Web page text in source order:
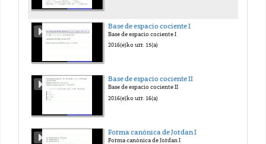
Base de espacio cociente I
Base de espacio cociente I
2016(e)ko urr. 15(a)
Base de espacio cociente II
Base de espacio cociente II
2016(e)ko urr. 16(a)
Forma canónica de Jordan I
Forma canónica de Jordan I